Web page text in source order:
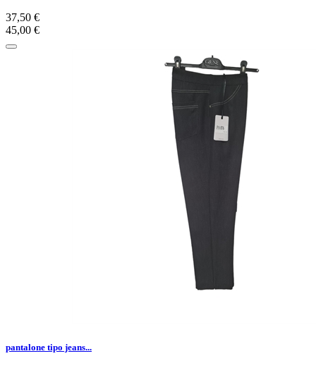
37,50 €
45,00 €
pantalone tipo jeans...